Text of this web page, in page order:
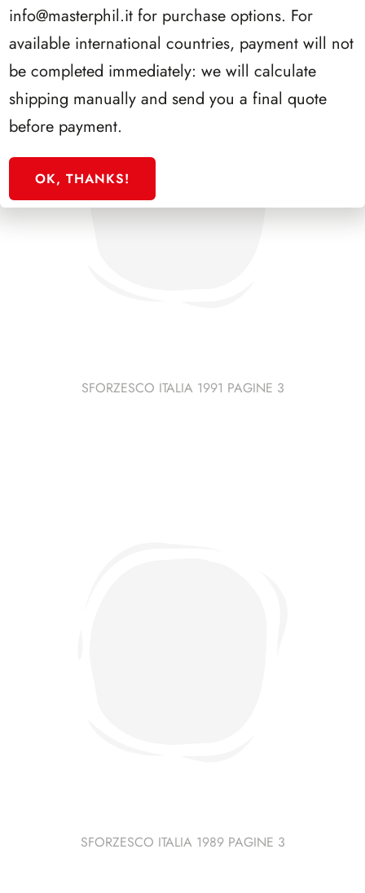
SFORZESCO ITALIA 1991 PAGINE 3
SFORZESCO ITALIA 1989 PAGINE 3
info@masterphil.it for purchase options. For
available international countries, payment will not
be completed immediately: we will calculate
shipping manually and send you a final quote
before payment.
OK, THANKS!